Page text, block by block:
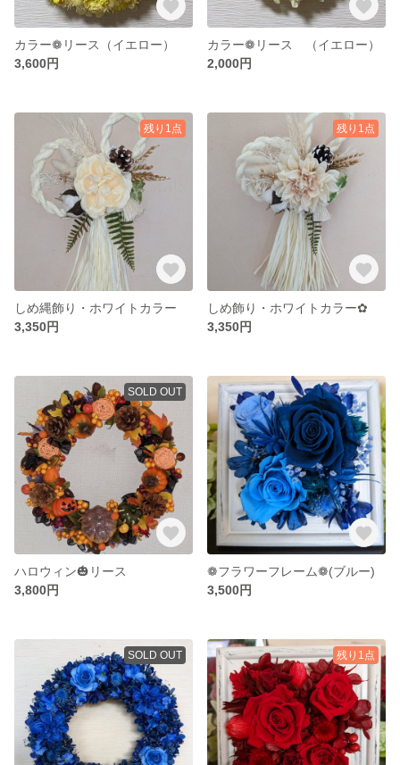
カラー❁リース（イエロー）
3,600円
カラー❁リース （イエロー）
2,000円
残り1点
しめ縄飾り・ホワイトカラー
3,350円
残り1点
しめ飾り・ホワイトカラー✿
3,350円
SOLD OUT
ハロウィン🎃リース
3,800円
❁フラワーフレーム❁(ブルー)
3,500円
SOLD OUT 残り1点